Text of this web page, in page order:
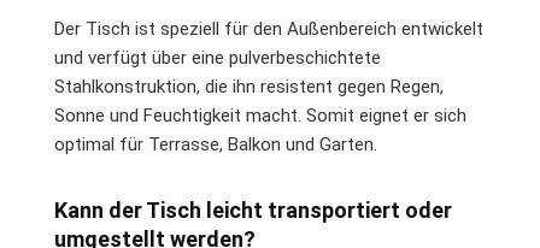
Der Tisch ist speziell für den Außenbereich entwickelt
und verfügt über eine pulverbeschichtete
Stahlkonstruktion, die ihn resistent gegen Regen,
Sonne und Feuchtigkeit macht. Somit eignet er sich
optimal für Terrasse, Balkon und Garten.
Kann der Tisch leicht transportiert oder
umgestellt werden?